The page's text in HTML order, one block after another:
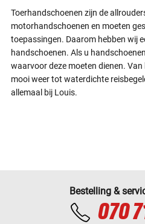
Toerhandschoenen zijn de
motorhandschoenen en moeten
toepassingen. Daarom hebben wij
handschoenen. Als u
waarvoor deze moeten dienen.
mooi weer tot waterdichte
allemaal bij Louis.
Bestelling &
070